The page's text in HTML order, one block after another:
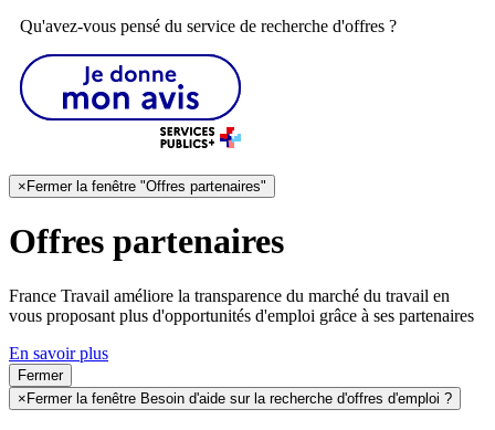
Qu'avez-vous pensé du service de recherche d'offres ?
× Fermer la fenêtre "Offres partenaires"
Offres partenaires
France Travail améliore la transparence du marché du travail en
vous proposant plus d'opportunités d'emploi grâce à ses partenaires
En savoir plus
Fermer
× Fermer la fenêtre Besoin d'aide sur la recherche d'offres d'emploi ?